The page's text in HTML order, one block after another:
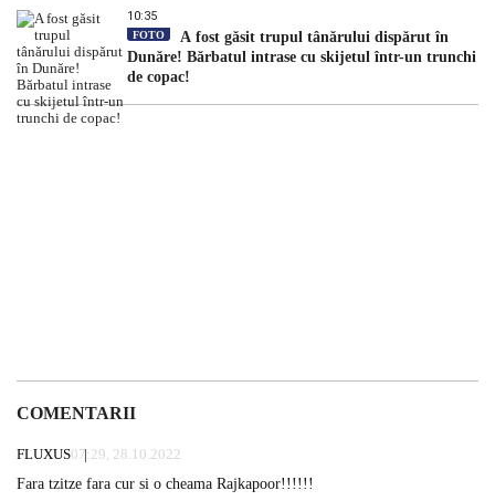
10:35
FOTO
A fost găsit trupul tânărului dispărut în
Dunăre! Bărbatul intrase cu skijetul într-un trunchi
de copac!
COMENTARII
FLUXUS07:29, 28.10.2022
Fara tzitze fara cur si o cheama Rajkapoor!!!!!!